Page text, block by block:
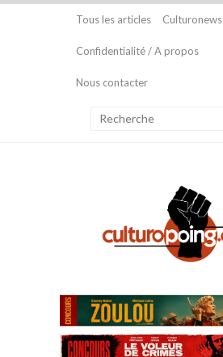
Tous les articles Culturonews
Confidentialité / A propos
Nous contacter